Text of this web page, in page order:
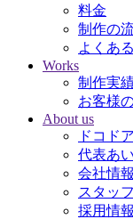
料金
制作の
よくあ
Works
制作実
お客様
About us
ドコド
代表あ
会社情報
スタッ
採用情報